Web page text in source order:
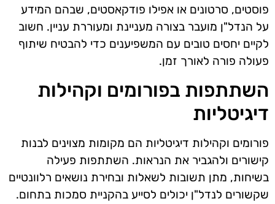
פוסטים, סרטונים או אפילו פודקאסטים, שבהם המידע
על הנדל"ן מועבר בצורה מעניינת ומעוררת עניין. חשוב
לקיים יחסים טובים עם המשפיענים כדי להבטיח שיתוף
פעולה פורה לאורך זמן.
השתתפות בפורומים וקהילות
דיגיטליות
פורומים וקהילות דיגיטליות הם מקומות מצוינים לבנות
קישורים ולהגביר את הנראות. השתתפות פעילה
בשיחות, מתן תשובות לשאלות ובחירת נושאים רלוונטיים
שקשורים לנדל"ן יכולים לסייע בהקניית סמכות בתחום.